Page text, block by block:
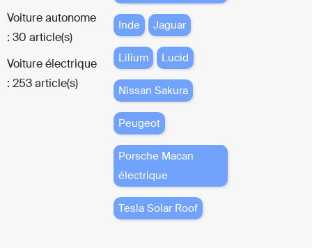
Voiture autonome
: 30 article(s)
Voiture électrique
: 253 article(s)
Inde Jaguar
Lilium Lucid
Nissan Sakura
Peugeot
Porsche Macan
électrique
Tesla Solar Roof